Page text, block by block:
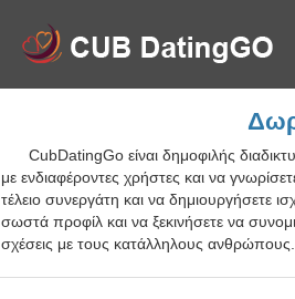
CubDatingGo είναι δημοφιλής
με ενδιαφέροντες χρήστες και να
τέλειο συνεργάτη και να δημιουργήσετε
σωστά προφίλ και να ξεκινήσετε να
σχέσεις με τους κατάλληλους